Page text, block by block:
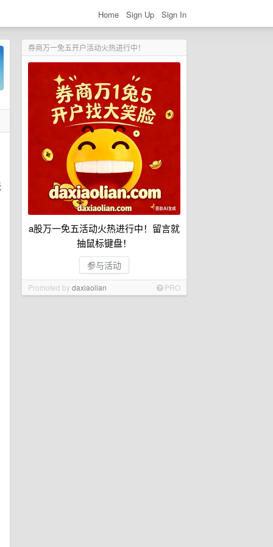
Home Sign Up Sign In
券商万一免五开户活动火热进行中！
a股万一免五活动火热进行中！留言就
抽鼠标键盘！
参与活动
Promoted bydaxiaolian PRO